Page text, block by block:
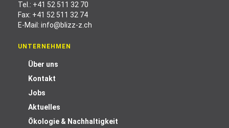
Tel.: +41 52 511 32 70
Fax: +41 52 511 32 74
E-Mail: info@blizz-z.ch
UNTERNEHMEN
Über uns
Kontakt
Jobs
Aktuelles
Ökologie & Nachhaltigkeit